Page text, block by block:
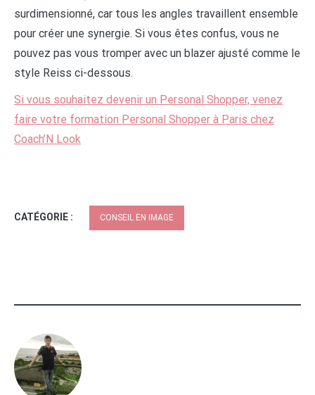
surdimensionné, car tous les angles travaillent ensemble
pour créer une synergie. Si vous êtes confus, vous ne
pouvez pas vous tromper avec un blazer ajusté comme le
style Reiss ci-dessous.
Si vous souhaitez devenir un Personal Shopper, venez
faire votre formation Personal Shopper à Paris chez
Coach’N Look
CATÉGORIE : CONSEIL EN IMAGE